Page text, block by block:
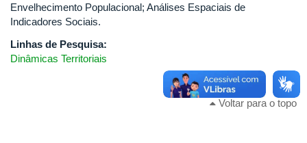
Envelhecimento Populacional; Análises Espaciais de
Indicadores Sociais.
Linhas de Pesquisa:
Dinâmicas Territoriais
Voltar para o topo